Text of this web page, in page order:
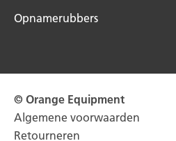
Opnamerubbers
© Orange Equipment
Algemene voorwaarden
Retourneren